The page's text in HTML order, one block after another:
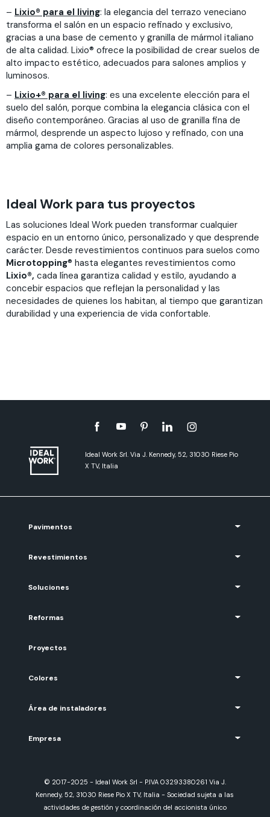
– Lixio® para el living: la elegancia del terrazo veneciano
transforma el salón en un espacio refinado y exclusivo,
gracias a una base de cemento y granilla de mármol italiano
de alta calidad. Lixio® ofrece la posibilidad de crear suelos de
alto impacto estético, adecuados para salones amplios y
luminosos.
– Lixio+® para el living: es una excelente elección para el
suelo del salón, porque combina la elegancia clásica con el
diseño contemporáneo. Gracias al uso de granilla fina de
mármol, desprende un aspecto lujoso y refinado, con una
amplia gama de colores personalizables.
Ideal Work para tus proyectos
Las soluciones Ideal Work pueden transformar cualquier
espacio en un entorno único, personalizado y que desprende
carácter. Desde revestimientos continuos para suelos como
Microtopping® hasta elegantes revestimientos como
Lixio®, cada línea garantiza calidad y estilo, ayudando a
concebir espacios que reflejan la personalidad y las
necesidades de quienes los habitan, al tiempo que garantizan
durabilidad y una experiencia de vida confortable.
Ideal Work Srl. Via J. Kennedy, 52, 31030 Riese Pio
X TV, Italia
Pavimentos
Revestimientos
Soluciones
Reformas
Proyectos
Colores
Área de instaladores
Empresa
© 2017-2025 - Ideal Work Srl - P.IVA 03293380261 Via J.
Kennedy, 52, 31030 Riese Pio X TV, Italia - Sociedad sujeta a las
actividades de gestión y coordinación del accionista único